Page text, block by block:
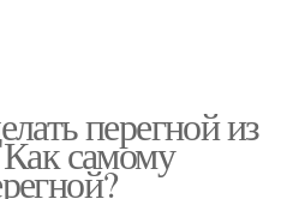
перегной из
самому